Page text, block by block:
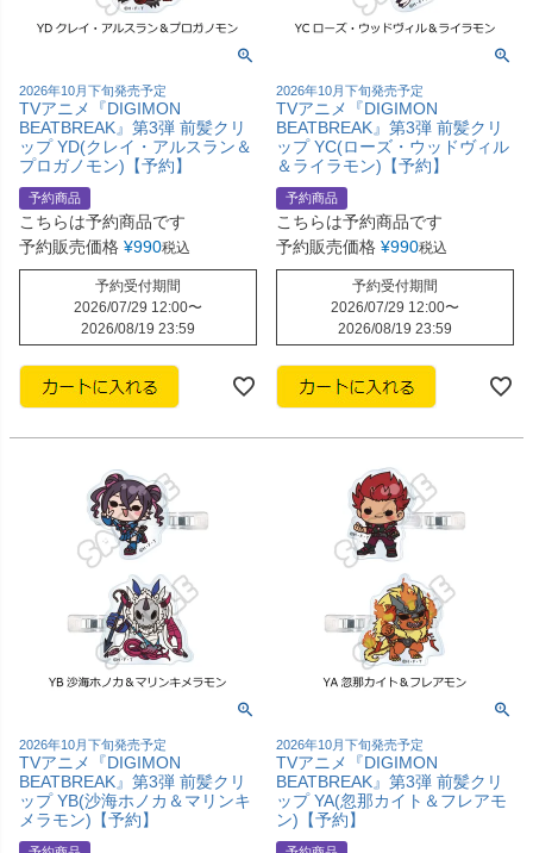
2026年10月下旬発売予定
TVアニメ『DIGIMON
BEATBREAK』第3弾 前髪クリ
ップ YD(クレイ・アルスラン＆
プロガノモン)【予約】
予約商品
こちらは予約商品です
予約販売価格 ¥990税込
予約受付期間
2026/07/29 12:00〜
2026/08/19 23:59
2026年10月下旬発売予定
TVアニメ『DIGIMON
BEATBREAK』第3弾 前髪クリ
ップ YC(ローズ・ウッドヴィル
＆ライラモン)【予約】
予約商品
こちらは予約商品です
予約販売価格 ¥990税込
予約受付期間
2026/07/29 12:00〜
2026/08/19 23:59
2026年10月下旬発売予定
TVアニメ『DIGIMON
BEATBREAK』第3弾 前髪クリ
ップ YB(沙海ホノカ＆マリンキ
メラモン)【予約】
2026年10月下旬発売予定
TVアニメ『DIGIMON
BEATBREAK』第3弾 前髪クリ
ップ YA(忽那カイト＆フレアモ
ン)【予約】